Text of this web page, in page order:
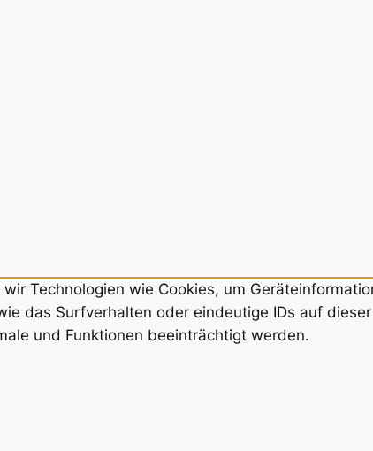
Technologien wie Cookies, um
das Surfverhalten oder eindeutige IDs auf
und Funktionen beeinträchtigt werden.